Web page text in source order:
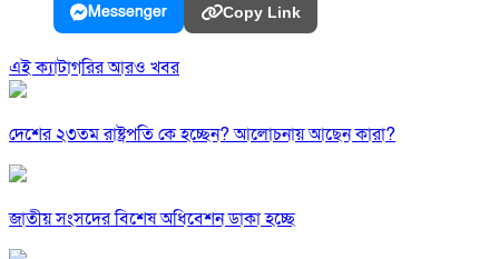
Messenger Copy Link
এই ক্যাটাগরির আরও খবর
দেশের ২৩তম রাষ্ট্রপতি কে হচ্ছেন? আলোচনায় আছেন কারা?
জাতীয় সংসদের বিশেষ অধিবেশন ডাকা হচ্ছে